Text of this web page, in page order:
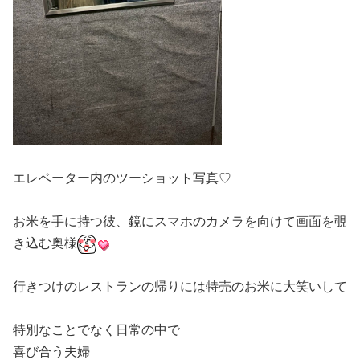
エレベーター内のツーショット写真♡
お米を手に持つ彼、鏡にスマホのカメラを向けて画面を覗
き込む奥様
行きつけのレストランの帰りには特売のお米に大笑いして
特別なことでなく日常の中で
喜び合う夫婦